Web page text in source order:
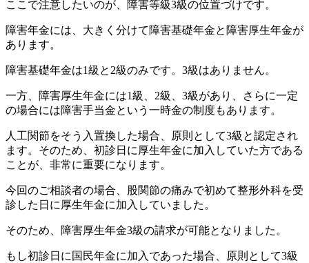
ここで注意したいのが、障害等級3級の位置づけです。
障害年金には、大きく分けて障害基礎年金と障害厚生年金が
あります。
障害基礎年金は1級と2級のみです。3級はありません。
一方、障害厚生年金には1級、2級、3級があり、さらに一定
の場合には障害手当金という一時金の制度もあります。
人工関節をそう入置換した場合、原則として3級と認定され
ます。そのため、初診日に厚生年金に加入していた方である
ことが、非常に重要になります。
今回のご相談者の場合、股関節の痛みで初めて整形外科を受
診した日に厚生年金に加入していました。
そのため、障害厚生年金3級の請求が可能となりました。
もし初診日に国民年金に加入であった場合、原則として3級